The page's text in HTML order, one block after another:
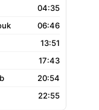
04:35
06:46
13:51
17:43
20:54
22:55